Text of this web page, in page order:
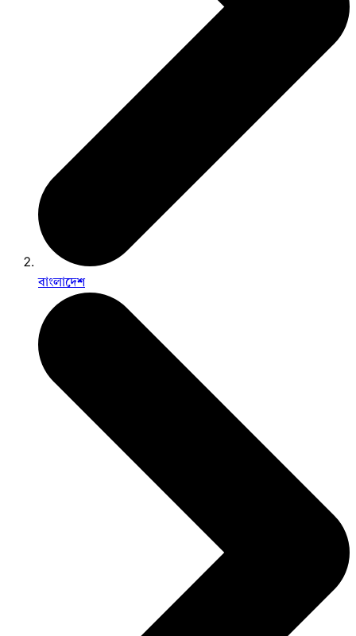
বাংলাদেশ